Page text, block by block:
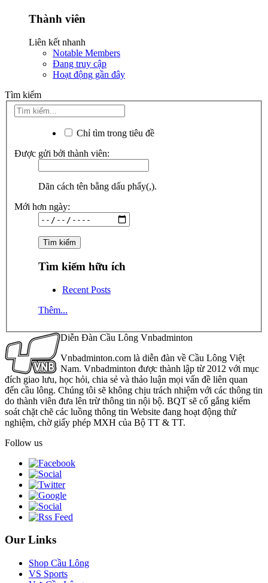
Thành viên
Liên kết nhanh
Notable Members
Đang truy cập
Hoạt động gần đây
Tìm kiếm
Chỉ tìm trong tiêu đề
Được gửi bởi thành viên:
Dãn cách tên bằng dấu phẩy(,).
Mới hơn ngày:
Tìm kiếm hữu ích
Recent Posts
Thêm...
Diễn Đàn Cầu Lông Vnbadminton
Vnbadminton.com là diễn đàn về Cầu Lông Việt
Nam. Vnbadminton được thành lập từ 2012 với mục
đích giao lưu, học hỏi, chia sẻ và thảo luận mọi vấn đề liên quan
đến cầu lông. Chúng tôi sẽ không chịu trách nhiệm với các thông tin
do thành viên đưa lên trừ thông tin nội bộ. BQT sẽ cố gắng kiểm
soát chặt chẽ các luồng thông tin Website đang hoạt động thử
nghiệm, chờ giấy phép MXH của Bộ TT & TT.
Follow us
Our Links
Shop Cầu Lông
VS Sports